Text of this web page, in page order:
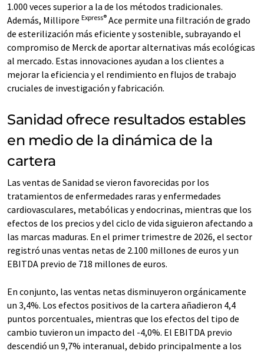
1.000 veces superior a la de los métodos tradicionales.
Además, Millipore Express® Ace permite una filtración de grado
de esterilización más eficiente y sostenible, subrayando el
compromiso de Merck de aportar alternativas más ecológicas
al mercado. Estas innovaciones ayudan a los clientes a
mejorar la eficiencia y el rendimiento en flujos de trabajo
cruciales de investigación y fabricación.
Sanidad ofrece resultados estables
en medio de la dinámica de la
cartera
Las ventas de Sanidad se vieron favorecidas por los
tratamientos de enfermedades raras y enfermedades
cardiovasculares, metabólicas y endocrinas, mientras que los
efectos de los precios y del ciclo de vida siguieron afectando a
las marcas maduras. En el primer trimestre de 2026, el sector
registró unas ventas netas de 2.100 millones de euros y un
EBITDA previo de 718 millones de euros.
En conjunto, las ventas netas disminuyeron orgánicamente
un 3,4%. Los efectos positivos de la cartera añadieron 4,4
puntos porcentuales, mientras que los efectos del tipo de
cambio tuvieron un impacto del -4,0%. El EBITDA previo
descendió un 9,7% interanual, debido principalmente a los